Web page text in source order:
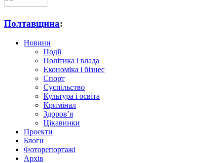
Полтавщина:
Новини
Події
Політика і влада
Економіка і бізнес
Спорт
Суспільство
Культура і освіта
Кримінал
Здоров’я
Цікавинки
Проекти
Блоги
Фоторепортажі
Архів